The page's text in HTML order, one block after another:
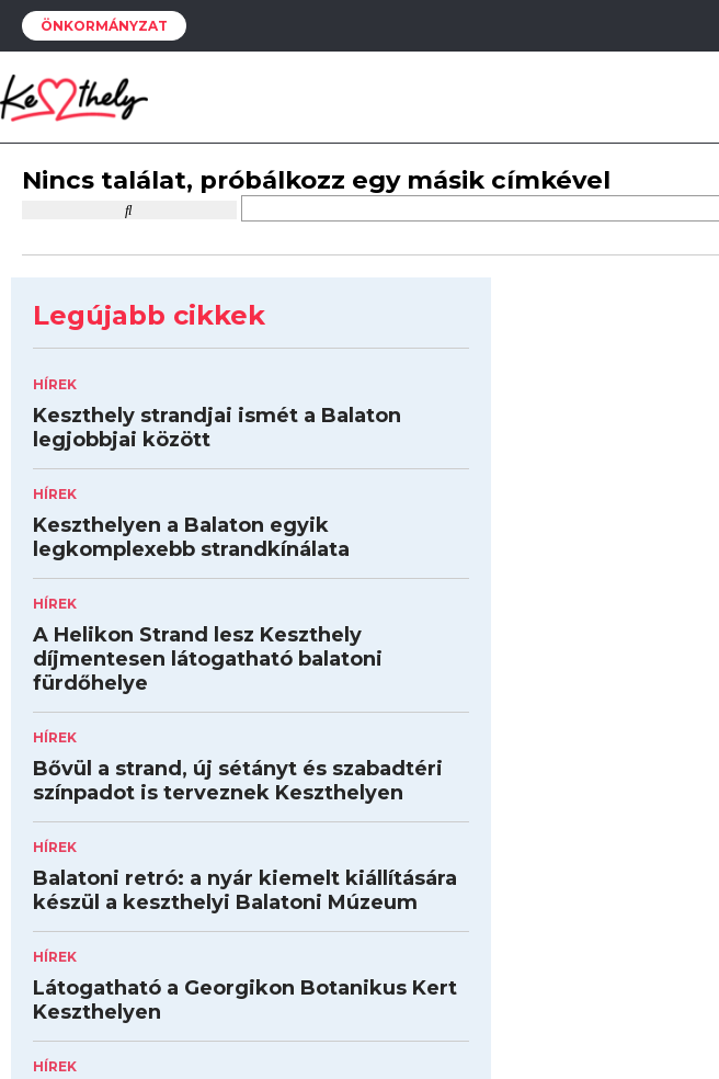
ÖNKORMÁNYZAT
Nincs találat, próbálkozz egy másik címkével
Legújabb cikkek
HÍREK
Keszthely strandjai ismét a Balaton
legjobbjai között
HÍREK
Keszthelyen a Balaton egyik
legkomplexebb strandkínálata
HÍREK
A Helikon Strand lesz Keszthely
díjmentesen látogatható balatoni
fürdőhelye
HÍREK
Bővül a strand, új sétányt és szabadtéri
színpadot is terveznek Keszthelyen
HÍREK
Balatoni retró: a nyár kiemelt kiállítására
készül a keszthelyi Balatoni Múzeum
HÍREK
Látogatható a Georgikon Botanikus Kert
Keszthelyen
HÍREK